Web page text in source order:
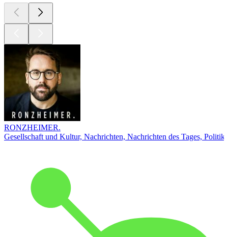
RONZHEIMER.
Gesellschaft und Kultur, Nachrichten, Nachrichten des Tages, Politik